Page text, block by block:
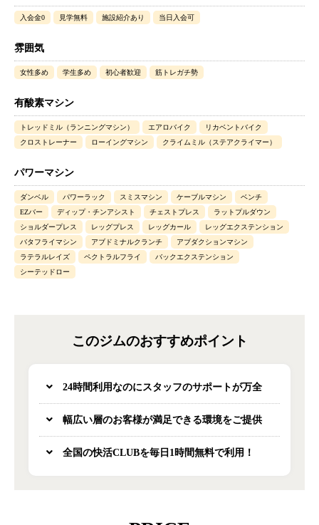
入会金0 見学無料 施設紹介あり 当日入会可
雰囲気
女性多め 学生多め 初心者歓迎 筋トレガチ勢
有酸素マシン
トレッドミル（ランニングマシン） エアロバイク
リカベントバイク
クロストレーナー
ローイングマシン クライムミル（ステアクライマー）
パワーマシン
ダンベル パワーラック スミスマシン ケーブルマシン
ベンチ
EZバー
ディップ・チンアシスト チェストプレス
ラットプルダウン
ショルダープレス
レッグプレス レッグカール
レッグエクステンション
バタフライマシン
アブドミナルクランチ
アブダクションマシン
ラテラルレイズ
ペクトラルフライ
バックエクステンション
シーテッドロー
このジムのおすすめポイント
24時間利用なのにスタッフのサポートが万全
幅広い層のお客様が満足できる環境をご提供
全国の快活CLUBを毎日1時間無料で利用！